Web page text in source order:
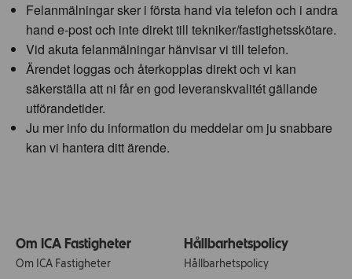
Felanmälningar sker i första hand via telefon och i andra
hand e-post och inte direkt till tekniker/fastighetsskötare.
Vid akuta felanmälningar hänvisar vi till telefon.
Ärendet loggas och återkopplas direkt och vi kan
säkerställa att ni får en god leveranskvalitét gällande
utförandetider.
Ju mer info du information du meddelar om ju snabbare
kan vi hantera ditt ärende.
Om ICA Fastigheter
Om ICA Fastigheter
Hållbarhetspolicy
Hållbarhetspolicy